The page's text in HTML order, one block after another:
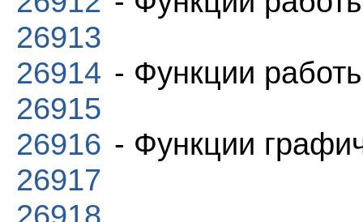
26913
26914 - Функции
26915
26916 - Функции
26917